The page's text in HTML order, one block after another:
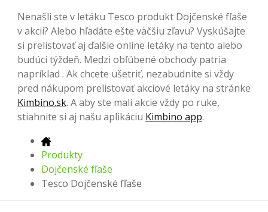
Nenašli ste v letáku Tesco produkt Dojčenské fľaše
v akcii? Alebo hľadáte ešte väčšiu zľavu? Vyskúšajte
si prelistovať aj ďalšie online letáky na tento alebo
budúci týždeň. Medzi obľúbené obchody patria
napríklad . Ak chcete ušetriť, nezabudnite si vždy
pred nákupom prelistovať akciové letáky na stránke
Kimbino.sk. A aby ste mali akcie vždy po ruke,
stiahnite si aj našu aplikáciu Kimbino app.
Produkty
Dojčenské fľaše
Tesco Dojčenské fľaše